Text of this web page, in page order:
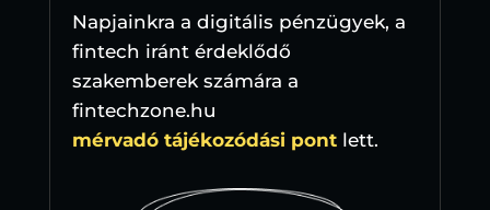
Napjainkra a digitális pénzügyek, a
fintech iránt érdeklődő
szakemberek számára a
fintechzone.hu
mérvadó tájékozódási pontlett.